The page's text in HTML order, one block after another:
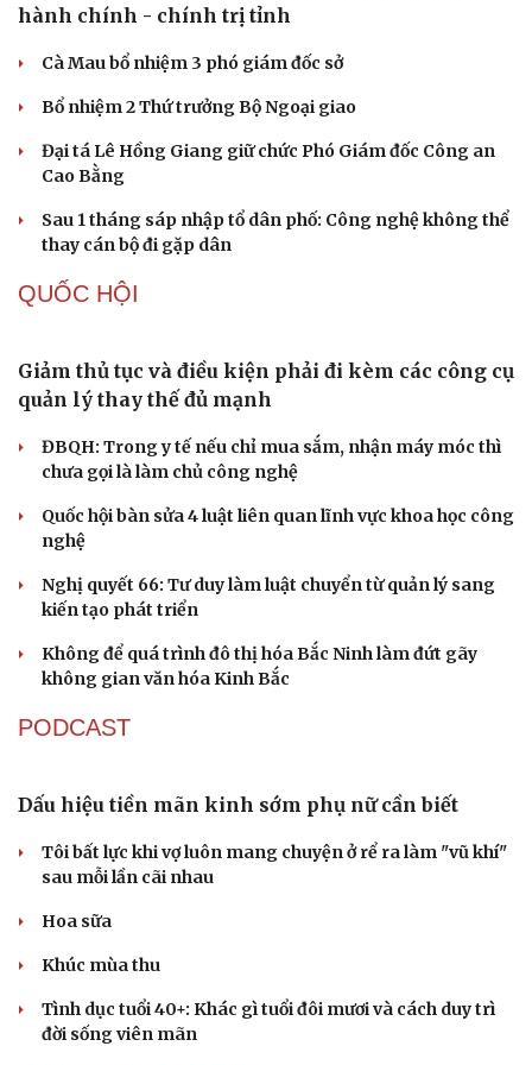
Văn học
Âm nhạc
Di sản
Thời trang
Sao Việt
Trung Quốc đưa vào hoạt động cơ sở điện toán AI lớn
Meta bị buộc bồi thường 567 triệu USD vì gây hại cho trẻ
em
ChatGPT miễn phí được “cởi trói”, OpenAI thêm loạt
tính năng AI mới
Những nơi không nên đặt router Wi-Fi nếu muốn
Internet luôn ổn định
PHÁP LUẬT
Bổ sung thẩm quyền xử phạt vi phạm hành chính
với nhiều chức danh
Công an xử lý vụ bảo mẫu có hành vi bạo hành trẻ em tại
TP.HCM
Vua Quạt, Khánh Sky và Hồ Văn Khoa bị khởi tố
Án tử hình cho tội mua bán trái phép chất ma túy
Tuyên án chung thân người mẹ sát hại con ruột để trục
lợi tiền bảo hiểm
TỔ CHỨC NHÂN SỰ
Bổ nhiệm 2 Thứ trưởng Bộ Ngoại giao
Đại tá Lê Hồng Giang giữ chức Phó Giám đốc Công an
thay cán bộ đi gặp dân